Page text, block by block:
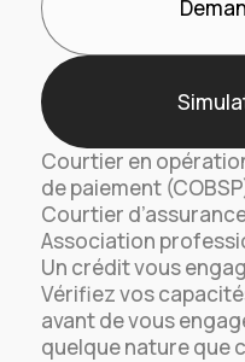
Courtier en
de paiement
Courtier
Association
Un crédit vous
Vérifiez vos
avant de vous
quelque nature que